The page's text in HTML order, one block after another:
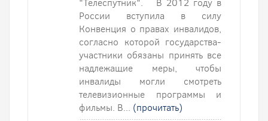
"Телеспутник". В 2012 году в
России вступила в силу
Конвенция о правах инвалидов,
согласно которой государства-
участники обязаны принять все
надлежащие меры, чтобы
инвалиды могли смотреть
телевизионные программы и
фильмы. В... (прочитать)